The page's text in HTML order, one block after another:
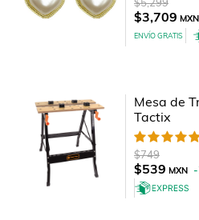
$3,709 MXN
ENVÍO GRATIS
Mesa de
Tactix
$749
$539 MXN -